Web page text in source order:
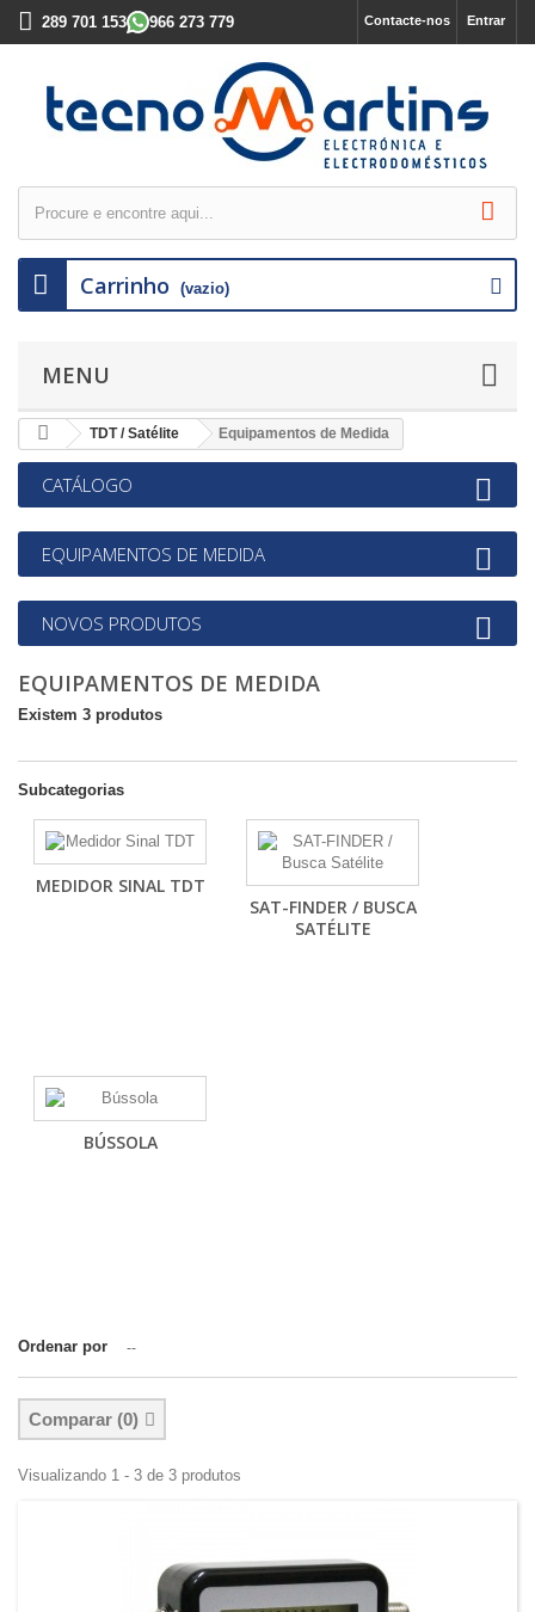
Entrar
Contacte-nos
289 701 153 966 273 779
Carrinho (vazio)
MENU
TDT / Satélite Equipamentos de Medida
CATÁLOGO
EQUIPAMENTOS DE MEDIDA
NOVOS PRODUTOS
EQUIPAMENTOS DE MEDIDA
Existem 3 produtos
Subcategorias
MEDIDOR SINAL TDT
SAT-FINDER / BUSCA
SATÉLITE
BÚSSOLA
Ordenar por --
Comparar (0)
Visualizando 1 - 3 de 3 produtos